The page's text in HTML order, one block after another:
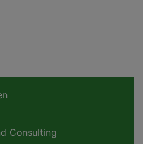
Consulting